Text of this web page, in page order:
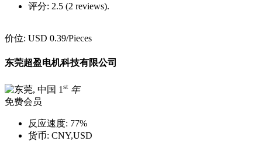
评分: 2.5 (2 reviews).
价位: USD 0.39/Pieces
东莞超盈电机科技有限公司
1 st 年
免费会员
反应速度: 77%
货币: CNY,USD